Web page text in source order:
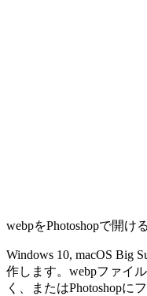
webpをPhotoshopで開け
Windows 10, macOS Big
作します。webpファイ
く、またはPhotoshopに